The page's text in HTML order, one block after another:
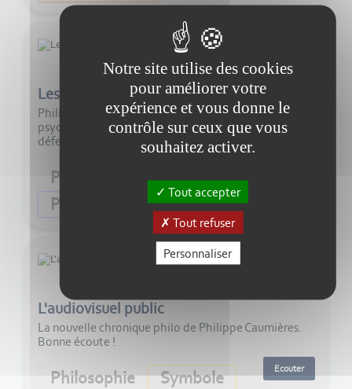
13:00
Les mécanismes psychiques de défense #1
Philippe Caumières nous parle des mécanismes
psychiques que notre cerveau imagine afin de de nous
défendre.
Philosophie
Psychologie
L'audiovisuel public
La nouvelle chronique philo de Philippe Caumières.
Bonne écoute !
Philosophie Symbole Ecouter
Notre site utilise des cookies
pour améliorer votre
expérience et vous donne le
contrôle sur ceux que vous
souhaitez activer.
Tout accepter
Tout refuser
Personnaliser